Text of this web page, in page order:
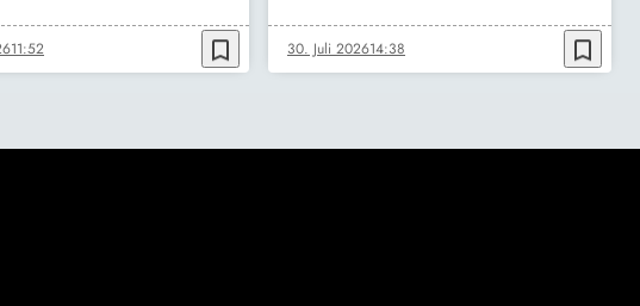
11:52 bookmark_border 30. Juli 202614:38 bookmark_border